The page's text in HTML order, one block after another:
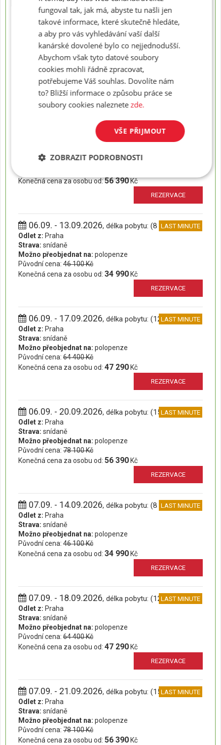
REZERVACE
04.09. - 14.09.2026, délka pobytu: (11 dní)
Odlet z:Praha
Strava:snídaně
Možno přeobjednat na:polopenze
Původní cena:
59 800 Kč
Konečná cena za osobu od:
44 190
04.09. - 18.09.2026 , délka pobytu: (15 dní)LAST MINUTE
Možno přeobjednat na: polopenze
Konečná cena za osobu od:56 390Kč
REZERVACE
06.09. - 13.09.2026, délka pobytu: (8 dní)LAST MINUTE
Odlet z: Praha
Strava: snídaně
Možno přeobjednat na: polopenze
Původní cena: 46 100 Kč
Konečná cena za osobu od: 34 990 Kč
REZERVACE
06.09. - 17.09.2026, délka pobytu: (12 dní)LAST MINUTE
Odlet z: Praha
Strava: snídaně
Možno přeobjednat na: polopenze
Původní cena: 64 400 Kč
Konečná cena za osobu od: 47 290 Kč
REZERVACE
06.09. - 20.09.2026, délka pobytu: (15 dní)LAST MINUTE
Odlet z: Praha
Strava: snídaně
Možno přeobjednat na: polopenze
Původní cena: 78 100 Kč
Konečná cena za osobu od: 56 390 Kč
REZERVACE
07.09. - 14.09.2026, délka pobytu: (8 dní)LAST MINUTE
Odlet z: Praha
Strava: snídaně
Možno přeobjednat na: polopenze
Původní cena: 46 100 Kč
Konečná cena za osobu od: 34 990 Kč
REZERVACE
07.09. - 18.09.2026, délka pobytu: (12 dní)LAST MINUTE
Odlet z: Praha
Strava: snídaně
Možno přeobjednat na: polopenze
Původní cena: 64 400 Kč
Konečná cena za osobu od: 47 290 Kč
REZERVACE
07.09. - 21.09.2026, délka pobytu: (15 dní)LAST MINUTE
Odlet z: Praha
Strava: snídaně
Možno přeobjednat na: polopenze
Původní cena: 78 100 Kč
Konečná cena za osobu od: 56 390 Kč
fungoval tak, jak má, abyste tu našli jen
takové informace, které skutečně hledáte,
a aby pro vás vyhledávání vaší další
kanárské dovolené bylo co nejjednodušší.
Abychom však tyto datové soubory
cookies mohli řádně zpracovat,
potřebujeme Váš souhlas. Dovolíte nám
to? Bližší informace o způsobu práce se
soubory cookies naleznetezde.
VŠE PŘIJMOUT
ZOBRAZIT PODROBNOSTI